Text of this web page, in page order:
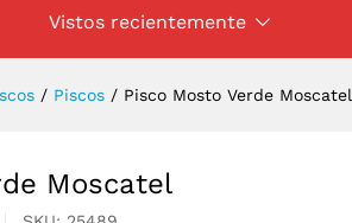
Vistos recientemente
/ Piscos / Pisco Mosto Verde Moscatel
Moscatel